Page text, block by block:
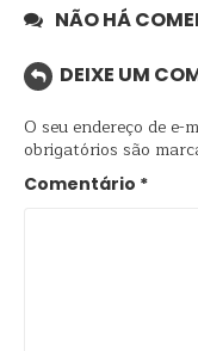
NÃO HÁ
DEIXE UM
O seu endereço de e-
obrigatórios são
Comentário *